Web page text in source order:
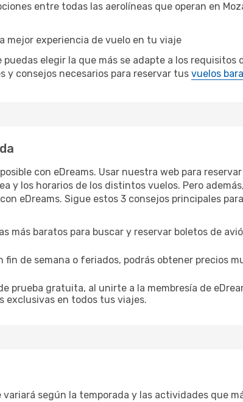
entre todas las aerolíneas que operan en
mejor experiencia de vuelo en tu viaje
elegir la que más se adapte a los requisitos
y consejos necesarios para reservar tus vuelos
con eDreams. Usar nuestra web para
y los horarios de los distintos vuelos. Pero
eDreams. Sigue estos 3 consejos principales
más baratos para buscar y reservar boletos de
fin de semana o feriados, podrás obtener precios
prueba gratuita, al unirte a la membresía de
exclusivas en todos tus viajes.
según la temporada y las actividades que